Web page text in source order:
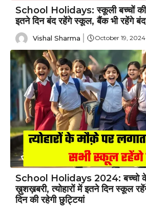
School Holidays: स्कूली बच्चों की
इतने दिन बंद रहेंगे स्कूल, बैंक भी रहेंगे
Vishal Sharma October 19, 2024
School Holidays 2024: बच्चो के
ख़ुशख़बरी, त्योहारों में इतने दिन स्कूल
दिन की रहेगी छुट्टियां